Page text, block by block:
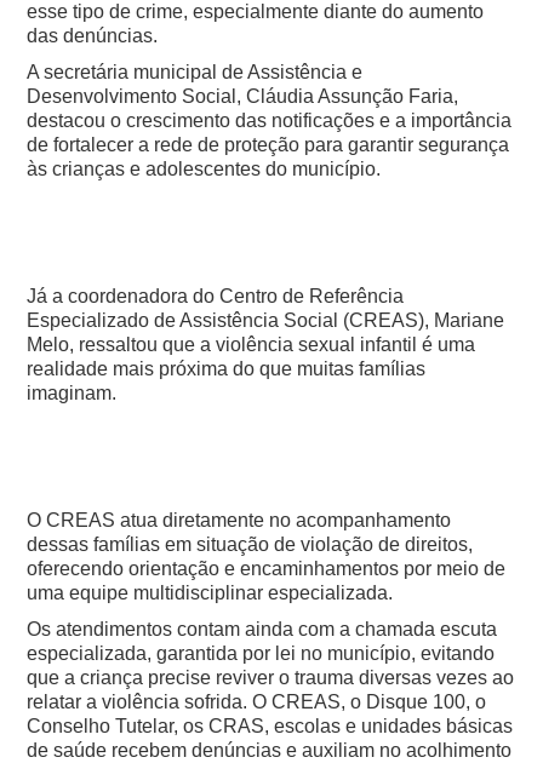
esse tipo de crime, especialmente diante do aumento
das denúncias.
A secretária municipal de Assistência e
Desenvolvimento Social, Cláudia Assunção Faria,
destacou o crescimento das notificações e a importância
de fortalecer a rede de proteção para garantir segurança
às crianças e adolescentes do município.
Já a coordenadora do Centro de Referência
Especializado de Assistência Social (CREAS), Mariane
Melo, ressaltou que a violência sexual infantil é uma
realidade mais próxima do que muitas famílias
imaginam.
O CREAS atua diretamente no acompanhamento
dessas famílias em situação de violação de direitos,
oferecendo orientação e encaminhamentos por meio de
uma equipe multidisciplinar especializada.
Os atendimentos contam ainda com a chamada escuta
especializada, garantida por lei no município, evitando
que a criança precise reviver o trauma diversas vezes ao
relatar a violência sofrida. O CREAS, o Disque 100, o
Conselho Tutelar, os CRAS, escolas e unidades básicas
de saúde recebem denúncias e auxiliam no acolhimento